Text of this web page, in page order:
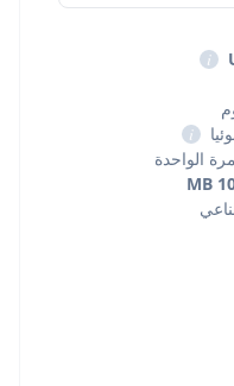
i
i
الواحدة